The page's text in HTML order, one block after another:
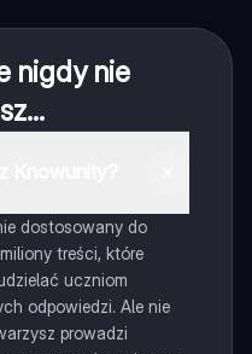
nigdy nie
dostosowany do
treści, które
uczniom
odpowiedzi. Ale nie
prowadzi